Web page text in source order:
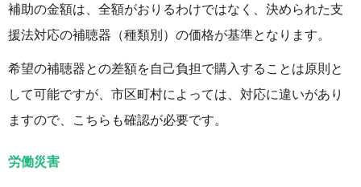
補助の金額は、全額がおりるわけではなく、決められた支
援法対応の補聴器（種類別）の価格が基準となります。
希望の補聴器との差額を自己負担で購入することは原則と
して可能ですが、市区町村によっては、対応に違いがあり
ますので、こちらも確認が必要です。
労働災害